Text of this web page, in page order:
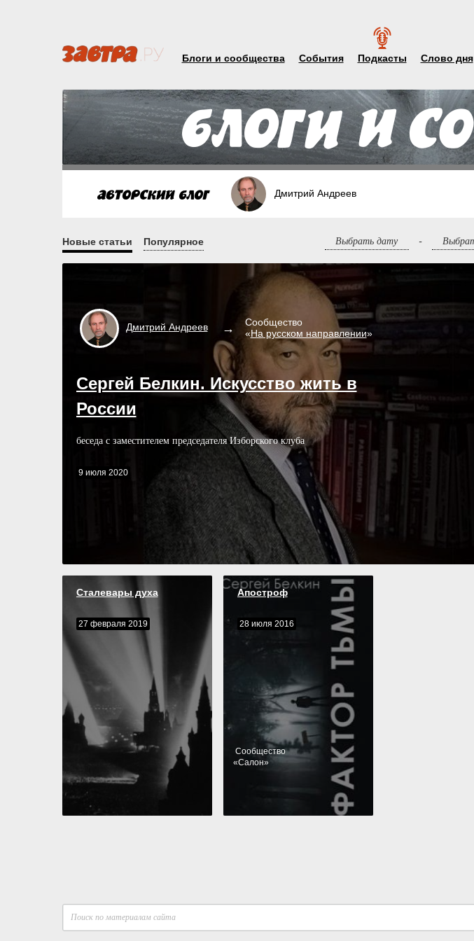
Блоги и сообщества События Подкасты Слово дня
Дмитрий Андреев
Новые статьи Популярное -
ДмитрийАндреев
Сообщество
«На русском направлении»
Сергей Белкин. Искусство жить в
России
беседа с заместителем председателя Изборского клуба
9 июля 2020
Сталевары духа
27 февраля 2019
Апостроф
28 июля 2016
Cообщество
«Салон»